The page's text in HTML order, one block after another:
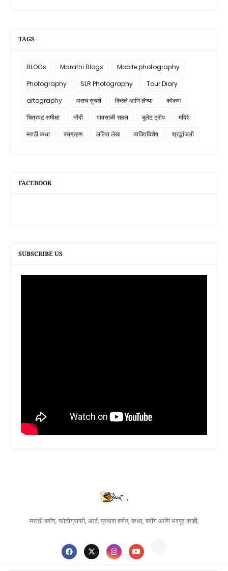
TAGS
BLOGs Marathi Blogs
Mobile photography
Photography
SLR Photography
Tour Diary
artography
असच सुचले किल्ले आणि लेण्या
कोकण
चित्रपट समीक्षा
नोंदी पावसाळी सहल बुलेट ट्रीप
मंदिरे
मराठी कथा
रसग्रहण ललित लेख व्यक्तिविशेष श्रद्धांजली
FACEBOOK
SUBSCRIBE US
मराठी ब्लॉग, फोटोग्राफी, आर्ट, प्रवास वर्णन, कथा, ब्लॉग आणि भरपूर काही,